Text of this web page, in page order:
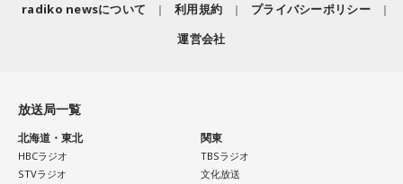
が登場します！
番組Xに、今日のMUSIC MATEの情報もポストしていますの
でぜひチェックしてください！
いまから81年前、1945年8月5日は晴天に恵まれた日曜日で
れ、この日から全線で運転を再開します。
湯の花トンネル近くを走る、現在の中央本線の下り普通列車（当時は画像左・上り線の単線
運転）
radiko newsについて 利用規約
プライバシーポリシー
運営会社
放送局一覧
北海道・東北
HBCラジオ
STVラジオ
関東
TBSラジオ
文化放送